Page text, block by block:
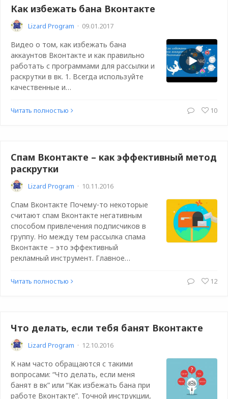
Как избежать бана Вконтакте
Lizard Program · 09.01.2017
Видео о том, как избежать бана
аккаунтов Вконтакте и как правильно
работать с программами для рассылки и
раскрутки в вк. 1. Всегда используйте
качественные и…
Читать полностью 10
Спам Вконтакте – как эффективный метод
раскрутки
Lizard Program · 10.11.2016
Спам Вконтакте Почему-то некоторые
считают спам Вконтакте негативным
способом привлечения подписчиков в
группу. Но между тем рассылка спама
Вконтакте – это эффективный
рекламный инструмент. Главное…
Читать полностью 12
Что делать, если тебя банят Вконтакте
Lizard Program · 12.10.2016
К нам часто обращаются с такими
вопросами: “Что делать, если меня
банят в вк” или “Как избежать бана при
работе Вконтакте”. Точной инструкции,